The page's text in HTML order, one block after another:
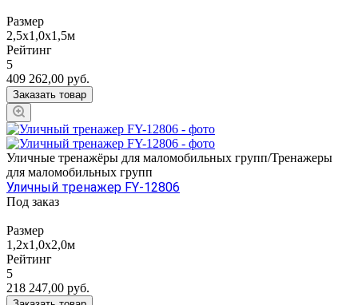
Размер
2,5х1,0х1,5м
Рейтинг
5
409 262,00 руб.
Заказать товар
Уличные тренажёры для маломобильных групп/Тренажеры
для маломобильных групп
Уличный тренажер FY-12806
Под заказ
Размер
1,2х1,0х2,0м
Рейтинг
5
218 247,00 руб.